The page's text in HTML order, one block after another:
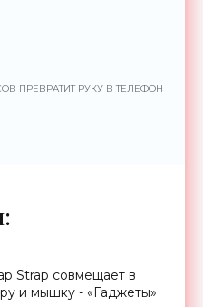
ПРЕВРАТИТ РУКУ В ТЕЛЕФОН
Strap совмещает в
и мышку - «Гаджеты»